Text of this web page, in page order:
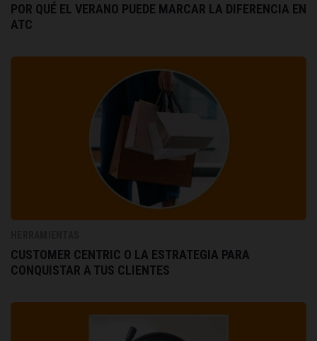
POR QUÉ EL VERANO PUEDE MARCAR LA DIFERENCIA EN
ATC
CUSTOMER CENTRIC O LA ESTRATEGIA PARA
CONQUISTAR A TUS CLIENTES